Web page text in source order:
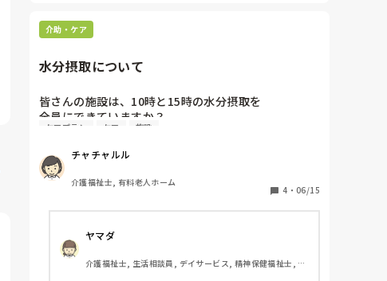
それでも上長が動かなければ、更に上の役職者に報告、
相談するか行政に不正受給していると内部通報するか、
介助・ケア
水分摂取について
皆さんの施設は、10時と15時の水分摂取を
全員にできていますか？
自立の人は時間になると自ら食堂に来られます。
居室で可能な人は居室まて持参しています。
ほぼ、寝たきりの方は食事で時間がかかり
寝たと思ったら、もう起きないといけなくなり
お互いの負担かな？と職員にも余裕がないと離床介助
ケアプランの日課表にあれば、提供は必要ですよね。
ケアプラン ケア 施設
チャチャルル
介護福祉士, 有料老人ホーム
4 ・ 06/15
ヤマダ
介護福祉士, 生活相談員, デイサービス, 精神保健福祉士, ユ